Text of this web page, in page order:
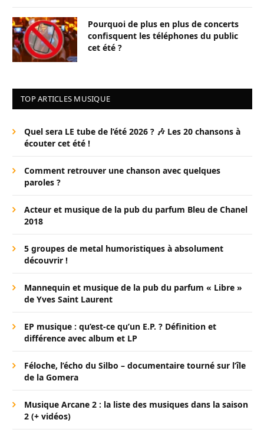
Pourquoi de plus en plus de concerts
confisquent les téléphones du public
cet été ?
TOP ARTICLES MUSIQUE
Quel sera LE tube de l’été 2026 ? 🎶 Les 20 chansons à
écouter cet été !
Comment retrouver une chanson avec quelques
paroles ?
Acteur et musique de la pub du parfum Bleu de Chanel
2018
5 groupes de metal humoristiques à absolument
découvrir !
Mannequin et musique de la pub du parfum « Libre »
de Yves Saint Laurent
EP musique : qu’est-ce qu’un E.P. ? Définition et
différence avec album et LP
Féloche, l’écho du Silbo – documentaire tourné sur l’île
de la Gomera
Musique Arcane 2 : la liste des musiques dans la saison
2 (+ vidéos)